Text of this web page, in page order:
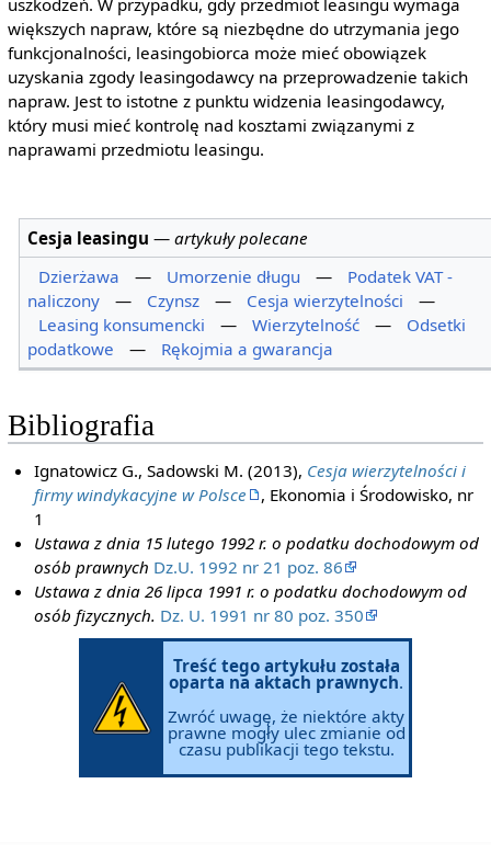
większych napraw, które są niezbędne do utrzymania jego
funkcjonalności, leasingobiorca może mieć obowiązek
uzyskania zgody leasingodawcy na przeprowadzenie takich
napraw. Jest to istotne z punktu widzenia leasingodawcy,
który musi mieć kontrolę nad kosztami związanymi z
naprawami przedmiotu leasingu.
Cesja leasingu —artykuły polecane
Dzierżawa
— Umorzenie długu —
Podatek VAT -
naliczony
— Czynsz — Cesja wierzytelności
—
Leasing konsumencki
— Wierzytelność —
Odsetki
podatkowe
— Rękojmia a gwarancja
Bibliografia
Ignatowicz G., Sadowski M. (2013), Cesja wierzytelności i
firmy windykacyjne w Polsce
, Ekonomia i Środowisko, nr
1
Ustawa z dnia 15 lutego 1992 r. o podatku dochodowym od
osób prawnych Dz.U. 1992 nr 21 poz. 86
Ustawa z dnia 26 lipca 1991 r. o podatku dochodowym od
osób fizycznych. Dz. U. 1991 nr 80 poz. 350
Treść tego artykułu została
oparta na aktach prawnych.
Zwróć uwagę, że niektóre akty
prawne mogły ulec zmianie od
czasu publikacji tego tekstu.